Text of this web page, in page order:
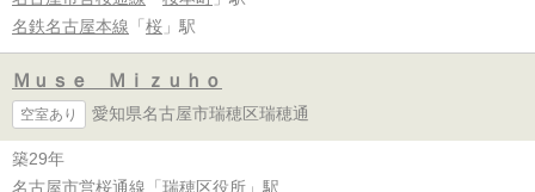
名鉄名古屋本線 「 桜 」駅
Ｍｕｓｅ Ｍｉｚｕｈｏ
空室あり 愛知県名古屋市瑞穂区瑞穂通
築29年
名古屋市営桜通線 「 瑞穂区役所 」駅